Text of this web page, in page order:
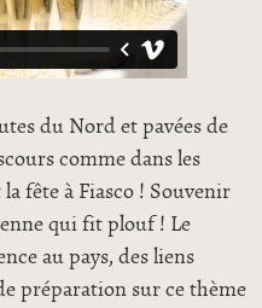
du Nord et pavées de
comme dans les
la fête à Fiasco ! Souvenir
qui fit plouf ! Le
au pays, des liens
préparation sur ce thème